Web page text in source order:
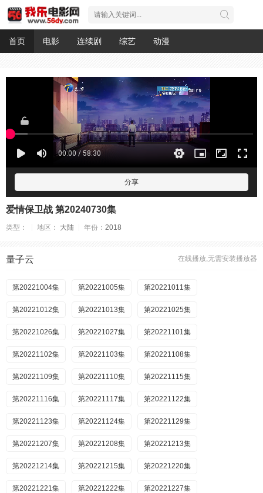
首页 电影 连续剧 综艺 动漫
分享
爱情保卫战 第20240730集
类型： 地区： 大陆 年份： 2018
在线播放,无需安装播放器
量子云
第20221004集 第20221005集 第20221011集
第20221012集 第20221013集 第20221025集
第20221026集 第20221027集 第20221101集
第20221102集 第20221103集 第20221108集
第20221109集 第20221110集 第20221115集
第20221116集 第20221117集 第20221122集
第20221123集 第20221124集 第20221129集
第20221207集 第20221208集 第20221213集
第20221214集 第20221215集 第20221220集
第20221221集 第20221222集 第20221227集